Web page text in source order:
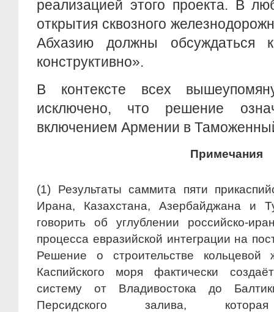
реализацией этого проекта. В
открытия сквозного
Абхазию должны обсуждаться
конструктивно».
В контексте всех
исключено, что решение
включением Армении в
Примечания
(1) Результаты саммита пяти
Ирана, Казахстана, Азербайджана и
говорить об углублении российско-
процесса евразийской интеграции на
Решение о строительстве кольцевой
Каспийского моря фактически
систему от Владивостока до
Персидского залива,